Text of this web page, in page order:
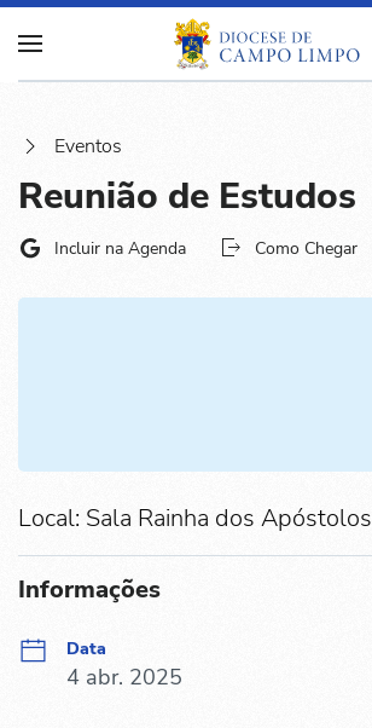
Eventos
Reunião de Estudos
Incluir na Agenda Como Chegar
Local: Sala Rainha dos Apóstolos
Informações
Data
4 abr. 2025